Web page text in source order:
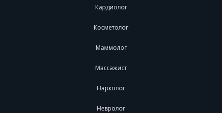
Кардиолог
Косметолог
Маммолог
Массажист
Нарколог
Невролог